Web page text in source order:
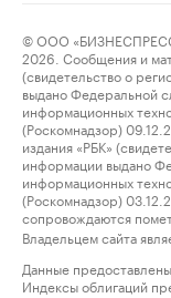
© ООО
2026. Сообщения и
(свидетельство о
выдано Федеральной
информационных
(Роскомнадзор)
издания «РБК»
информации выдано
информационных
(Роскомнадзор)
сопровождаются
Владельцем сайта
Данные
Индексы облигаций